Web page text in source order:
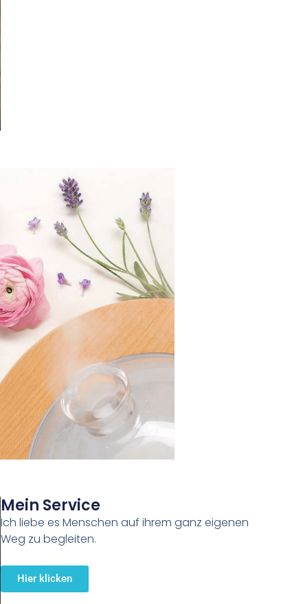
Mein Service
Ich liebe es Menschen auf ihrem ganz eigenen
Weg zu begleiten.
Hier klicken